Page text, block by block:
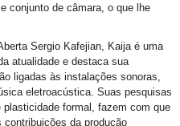
conjunto de câmara, o que lhe
Sergio Kafejian, Kaija é uma
atualidade e destaca sua
ligadas às instalações sonoras,
eletroacústica. Suas pesquisas
formal, fazem com que
da produção